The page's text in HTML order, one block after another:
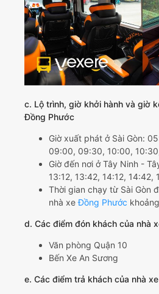
c. Lộ trình, giờ khởi hành và giờ
Đồng Phước
Giờ xuất phát ở Sài Gòn:
09:00, 09:30, 10:00,
Giờ đến nơi ở Tây Ninh -
13:12, 13:42, 14:12, 14:42,
Thời gian chạy từ Sài Gòn
nhà xeĐồng Phước
d. Các điểm đón khách của nhà
Văn phòng Quận 10
Bến Xe An Sương
e. Các điểm trả khách của nhà